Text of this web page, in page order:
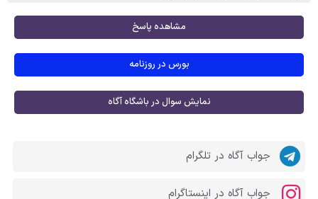
مشاهده پاسخ
بورس در روزنامه
نمایش سوال در باشگاه آگاه
جواب آگاه در تلگرام
جواب آگاه در اینستاگرام